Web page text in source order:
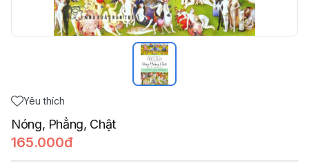
Yêu thích
Nóng, Phẳng, Chật
165.000đ